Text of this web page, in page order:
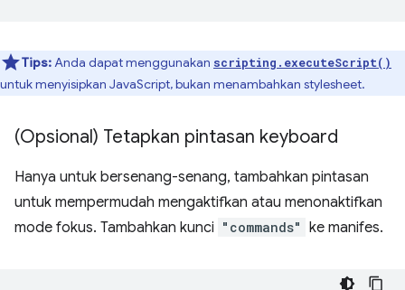
Tips:Anda dapat menggunakan scripting.executeScript()
untuk menyisipkan JavaScript, bukan menambahkan stylesheet.
(Opsional) Tetapkan pintasan keyboard
Hanya untuk bersenang-senang, tambahkan pintasan
untuk mempermudah mengaktifkan atau menonaktifkan
mode fokus. Tambahkan kunci "commands" ke manifes.